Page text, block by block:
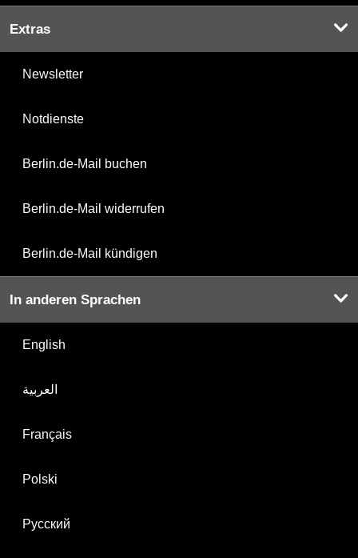
Extras
Newsletter
Notdienste
Berlin.de-Mail buchen
Berlin.de-Mail widerrufen
Berlin.de-Mail kündigen
In anderen Sprachen
English
العربية
Français
Polski
Русский